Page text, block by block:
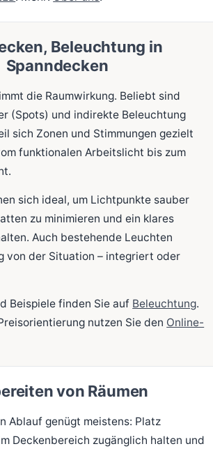
Beleuchtung in
Spanndecken
die Raumwirkung. Beliebt sind
(Spots) und indirekte Beleuchtung
sich Zonen und Stimmungen gezielt
funktionalen Arbeitslicht bis zum
sich ideal, um Lichtpunkte sauber
zu minimieren und ein klares
Auch bestehende Leuchten
von der Situation – integriert oder
Beispiele finden Sie auf Beleuchtung.
nutzen Sie den Online-
von Räumen
Ablauf genügt meistens: Platz
Deckenbereich zugänglich halten und